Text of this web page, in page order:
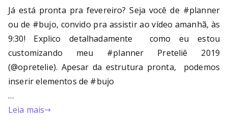
Já está pronta pra fevereiro? Seja você de #planner
ou de #bujo, convido pra assistir ao vídeo amanhã, às
9:30! Explico detalhadamente como eu estou
customizando meu #planner Preteliê 2019
(@opretelie). Apesar da estrutura pronta, podemos
inserir elementos de #bujo
…
Leia mais